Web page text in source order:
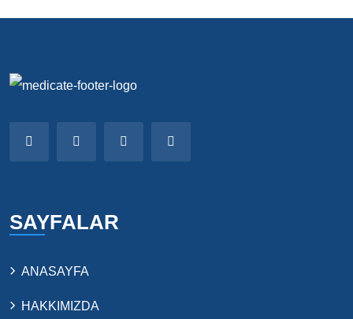
SAYFALAR
ANASAYFA
HAKKIMIZDA